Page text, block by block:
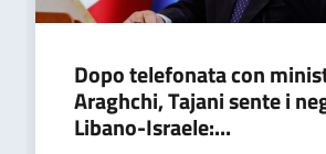
Dopo telefonata con
Araghchi, Tajani sente i
Libano-Israele:...